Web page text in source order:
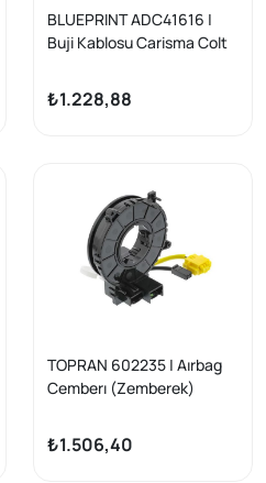
BLUEPRINT ADC41616 |
Buji Kablosu Carisma Colt
₺1.228,88
TOPRAN 602235 | Aırbag
Cemberı (Zemberek)
Outlander 08 >
₺1.506,40